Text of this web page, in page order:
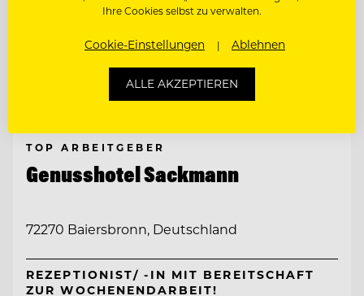
TOP ARBEITGEBER
Genusshotel Sackmann
72270 Baiersbronn, Deutschland
REZEPTIONIST/ -IN MIT BEREITSCHAFT
ZUR WOCHENENDARBEIT!
Ihre Cookies selbst zu verwalten.
Cookie-Einstellungen Ablehnen
ALLE AKZEPTIEREN